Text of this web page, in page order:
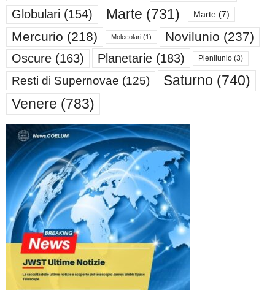
Globulari (154) Marte (731) Marte (7)
Mercurio (218) Molecolari (1) Novilunio (237)
Oscure (163) Planetarie (183) Plenilunio (3)
Resti di Supernovae (125) Saturno (740)
Venere (783)